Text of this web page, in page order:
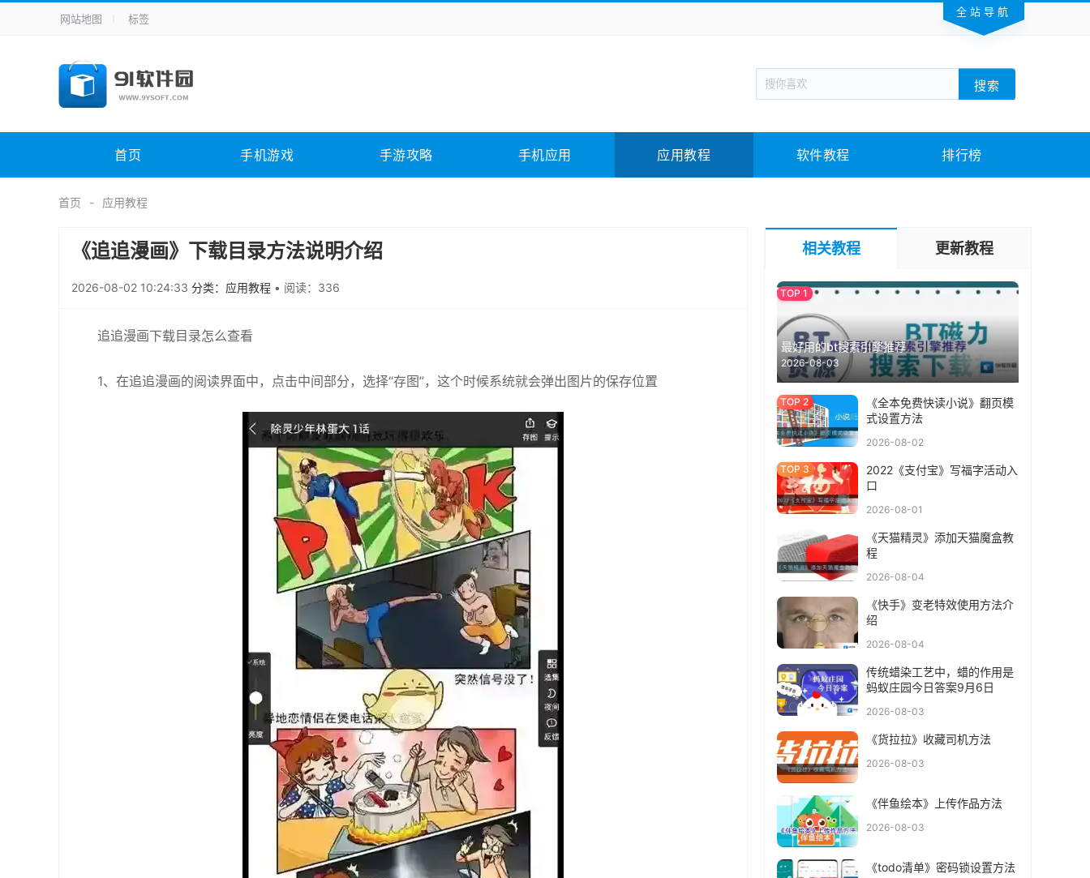
手机应用 新闻阅读 旅游出行 生活实用
手机游戏 H5游戏 回合网游 战棋游戏 枪战射击
电脑软件 其它类别 图形软件 安全相关 应用软件 影音软件 插件下载 教育教学 游戏娱乐 系统软件 素材下载
未分类 综合其它
全站导航
网站地图 标签
搜索
首页 手机游戏 手游攻略 手机应用 应用教程 软件教程 排行榜
首页 应用教程
《追追漫画》下载目录方法说明介绍
2026-08-02 10:24:33 分类：应用教程 • 阅读：336
追追漫画下载目录怎么查看
1、在追追漫画的阅读界面中，点击中间部分，选择“存图”，这个时候系统就会弹出图片的保存位置
相关教程 更新教程
最好用的bt搜索引擎推荐
2026-08-03
《全本免费快读小说》翻页模
式设置方法
2026-08-02
2022《支付宝》写福字活动入
口
2026-08-01
《天猫精灵》添加天猫魔盒教
程
2026-08-04
《快手》变老特效使用方法介
绍
2026-08-04
传统蜡染工艺中，蜡的作用是
蚂蚁庄园今日答案9月6日
2026-08-03
《货拉拉》收藏司机方法
2026-08-03
《伴鱼绘本》上传作品方法
2026-08-03
《todo清单》密码锁设置方法